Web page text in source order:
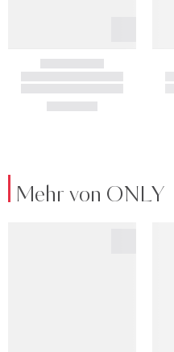
Mehr von ONLY